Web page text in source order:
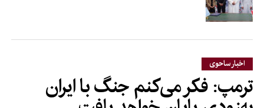
اخبار ساحوی
ترمپ: فکر می‌کنم جنگ با ایران